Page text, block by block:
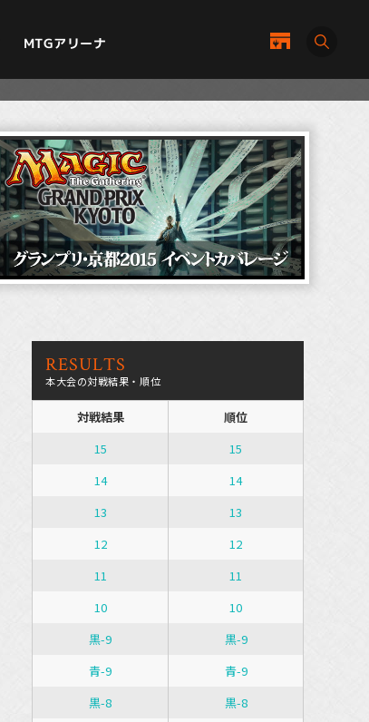
MTGアリーナ
RESULTS
本大会の対戦結果・順位
対戦結果
順位
15
15
14
14
13
13
12
12
11
11
10
10
黒-9
黒-9
青-9
青-9
黒-8
黒-8